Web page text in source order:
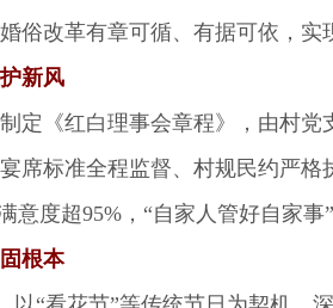
俗改革有章可循、有据可依，实
新风
《红白理事会章程》，由村党
席标准全程监督、村规民约严
意度超95%，“自家人管好自家事
根本